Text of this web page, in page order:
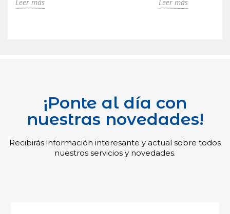
Leer más
Leer más
¡Ponte al día con
nuestras novedades!
Recibirás información interesante y actual sobre todos
nuestros servicios y novedades.